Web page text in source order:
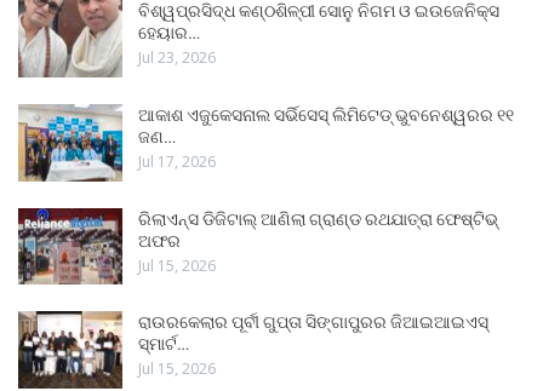
ବିଶ୍ୱପ୍ରସିଦ୍ଧ କଣ୍ଠଶିଳ୍ପୀ ସୋନୁ ନିଗମ ଓ ଇଉଜେନିକ୍ସ
ହେୟାର…
Jul 23, 2026
ଆକାଶ ଏଜୁକେସନାଲ ସର୍ଭିସେସ୍ ଲିମିଟେଡ୍ ଭୁବନେଶ୍ୱରର ୧୧
ଜଣ…
Jul 17, 2026
ରିଲାଏନ୍ସ ଡିଜିଟାଲ୍ ଆଣିଲା ଗ୍ରାଣ୍ଡ ରଥଯାତ୍ରା ଫେଷ୍ଟିଭ୍
ଅଫର
Jul 15, 2026
ରାଉରକେଲାର ପୂର୍ବୀ ଗୁପ୍ତା ସିଙ୍ଗାପୁରର ଜିଆଇଆଇଏସ୍
ସ୍ମାର୍ଟ…
Jul 15, 2026